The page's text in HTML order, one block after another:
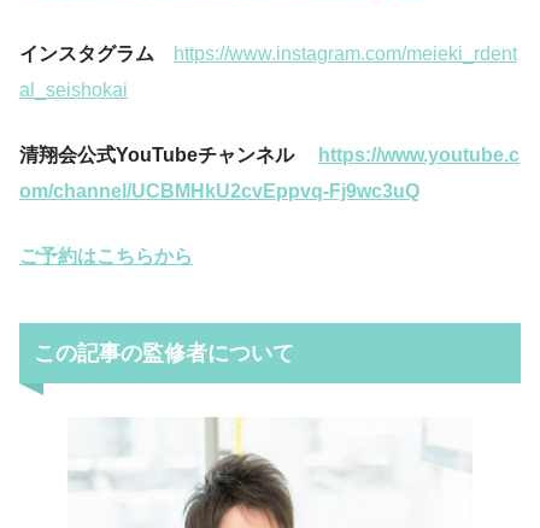
インスタグラム
https://www.instagram.com/meieki_rdent
al_seishokai
清翔会公式YouTubeチャンネル
https://www.youtube.c
om/channel/UCBMHkU2cvEppvq-Fj9wc3uQ
ご予約はこちらから
この記事の監修者について